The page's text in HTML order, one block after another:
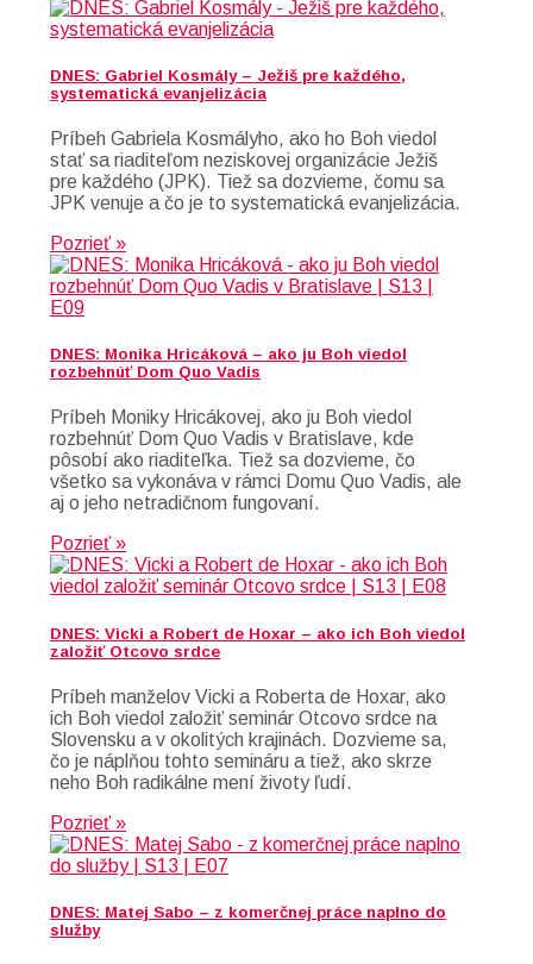
DNES: Gabriel Kosmály – Ježiš pre každého,
systematická evanjelizácia
Príbeh Gabriela Kosmályho, ako ho Boh viedol
stať sa riaditeľom neziskovej organizácie Ježiš
pre každého (JPK). Tiež sa dozvieme, čomu sa
JPK venuje a čo je to systematická evanjelizácia.
Pozrieť »
DNES: Monika Hricáková – ako ju Boh viedol
rozbehnúť Dom Quo Vadis
Príbeh Moniky Hricákovej, ako ju Boh viedol
rozbehnúť Dom Quo Vadis v Bratislave, kde
pôsobí ako riaditeľka. Tiež sa dozvieme, čo
všetko sa vykonáva v rámci Domu Quo Vadis, ale
aj o jeho netradičnom fungovaní.
Pozrieť »
DNES: Vicki a Robert de Hoxar – ako ich Boh viedol
založiť Otcovo srdce
Príbeh manželov Vicki a Roberta de Hoxar, ako
ich Boh viedol založiť seminár Otcovo srdce na
Slovensku a v okolitých krajinách. Dozvieme sa,
čo je náplňou tohto semináru a tiež, ako skrze
neho Boh radikálne mení životy ľudí.
Pozrieť »
DNES: Matej Sabo – z komerčnej práce naplno do
služby